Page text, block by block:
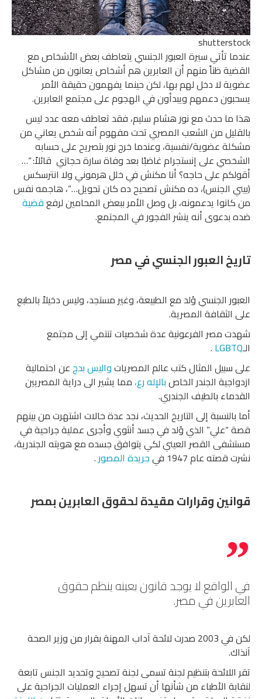
shutterstock
عندما تأتي سيرة العبور الجنسي يتعاطف بعض الأشخاص مع
القضية ظناً منهم أن العابرين هم أشخاص يعانون من مشاكل
عضوية لا دخل لهم بها، لكن حينما يفهمون حقيقة الأمر
يسحبون دعمهم ويبدأون في الهجوم على مجتمع العابرين.
هذا ما حدث مع نور هشام سليم، فقد تعاطف معه عدد ليس
بالقليل من الشعب المصري تحت مفهوم أنه شخص يعاني من
مشكلة عضوية/نفسية، وعندما خرج نور بتصريح على حسابه
الشخصي على إنستجرام غاضبًا بعد وفاة سارة حجازي قائلاً: “…
أقولكم على حاجه؟ أنا مكنش في خلل هرموني ولا انترسكس
(بيني الجنس)، ده مكنش تصحيح ده كان تحويل…”، هاجمه نفس
من كانوا يدعمونه، بل وصل الأمر ببعض المحامين لرفعقضية
ضده بدعوى أنه ينشر الفجور في المجتمع.
تاريخ العبور الجنسي في مصر
العبور الجنسي وُلد مع الطبيعة، وغير مستجد، وليس دخيلاً بالطبع
على الثقافة المصرية.
شهدت مصر الفرعونية عدة شخصيات تنتمي إلى مجتمع
الـLGBTQ
.
على سبيل المثال كتب عالم المصرياتواليس بدجعن احتمالية
ازدواجية الجندر الخاصبالإله رع، مما يشير الى دراية المصريين
القدماء بالطيف الجندري.
أما بالنسبة إلى التاريخ الحديث، نجد عدة حالات اشتهرت من بينهم
قصة “علي” الذي وُلد في جسد أنثوي وأجرى عملية جراحية في
مستشفى القصر العيني لكي يتوافق جسده مع هويته الجندرية،
نشرت قصته عام 1947 في
جريدة المصور .
قوانين وقرارات مقيدة لحقوق العابرين بمصر
في الواقع لا يوجد قانون بعينه ينظم حقوق
العابرين في مصر.
لكن في 2003 صدرت لائحة آداب المهنة بقرار من وزير الصحة
آنذاك.
تقر اللائحة بتنظيم لجنة تسمى لجنة تصحيح وتحديد الجنس تابعة
لنقابة الأطباء من شأنها أن تسهل إجراء العمليات الجراحية على